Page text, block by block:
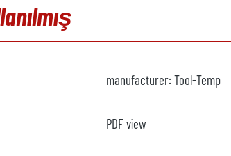
manufacturer: Tool-Temp
PDF view